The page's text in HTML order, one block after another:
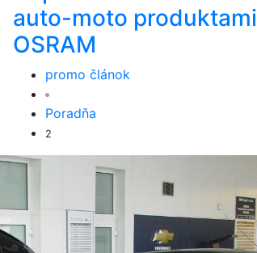
auto-moto produktami
OSRAM
promo článok
Poradňa
2